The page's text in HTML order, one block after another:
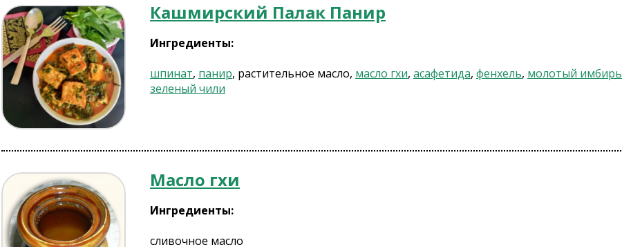
Кашмирский Палак Панир
Ингредиенты:
шпинат, панир, растительное масло, масло гхи, асафетида, фенхель, молотый имбирь
зеленый чили
Масло гхи
Ингредиенты:
сливочное масло